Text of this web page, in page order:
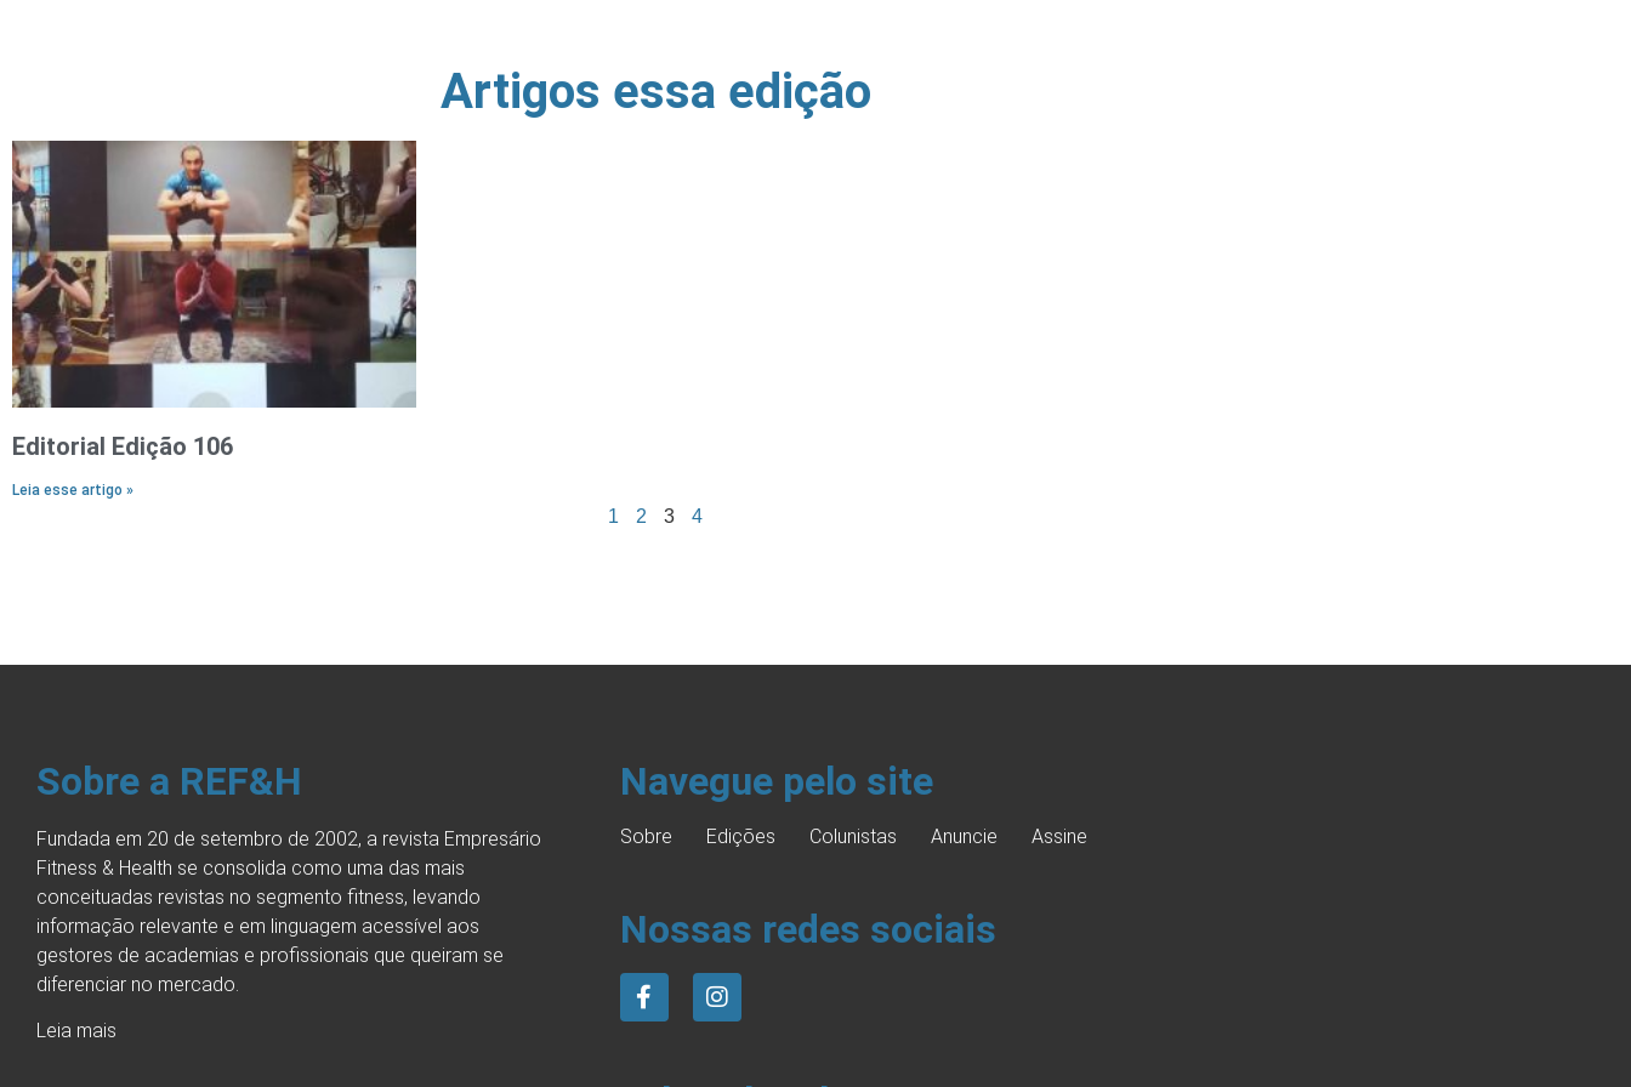
Artigos essa edição
Editorial Edição 106
Leia esse artigo »
1 2 3 4
Sobre a REF&H
Fundada em 20 de setembro de 2002, a revista Empresário
Fitness & Health se consolida como uma das mais
conceituadas revistas no segmento fitness, levando
informação relevante e em linguagem acessível aos
gestores de academias e profissionais que queiram se
diferenciar no mercado.
Leia mais
Navegue pelo site
Sobre Edições Colunistas Anuncie Assine
Nossas redes sociais